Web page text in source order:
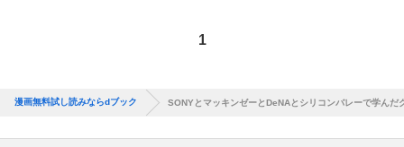
1
漫画無料試し読みならdブック SONYとマッキンゼーとDeNAとシリコンバレーで学んだ